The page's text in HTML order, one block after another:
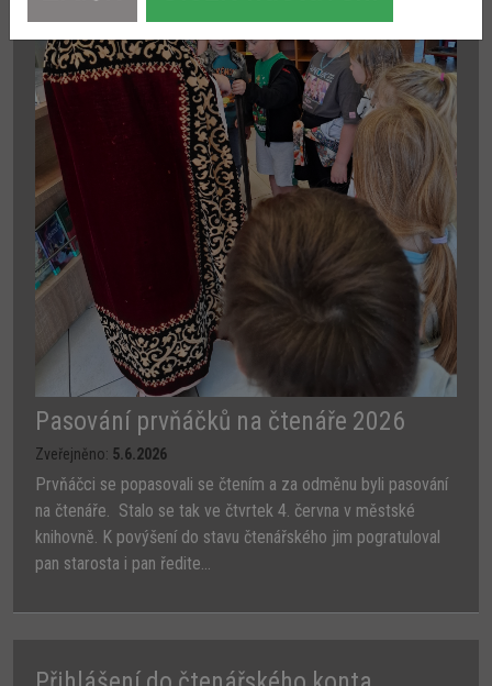
Pasování prvňáčků na čtenáře 2026
Zveřejněno: 5.6.2026
Prvňáčci se popasovali se čtením a za odměnu byli pasování
na čtenáře. Stalo se tak ve čtvrtek 4. června v městské
knihovně. K povýšení do stavu čtenářského jim pogratuloval
pan starosta i pan ředite...